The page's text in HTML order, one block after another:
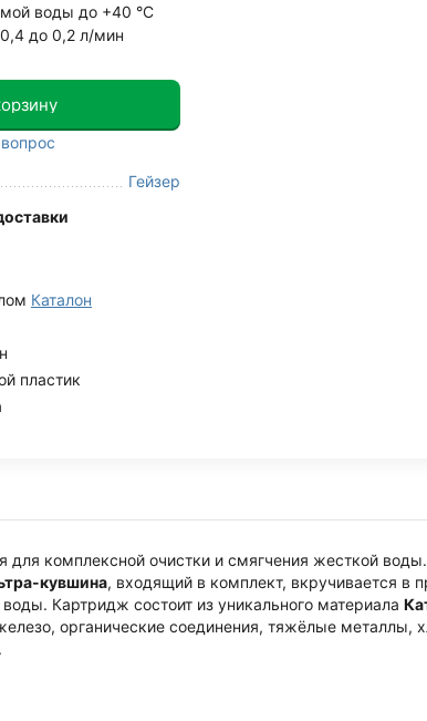
воды до +40 °С
до 0,2 л/мин
Гейзер
Каталон
пластик
для комплексной очистки и смягчения жесткой
кувшина, входящий в комплект, вкручивается в
Картридж состоит из уникального материала
органические соединения, тяжёлые металлы,